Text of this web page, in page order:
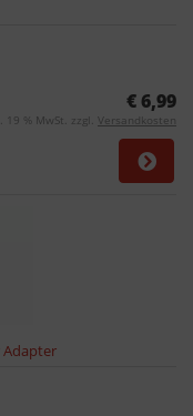
€ 6,99
19 % MwSt. zzgl. Versandkosten
Adapter